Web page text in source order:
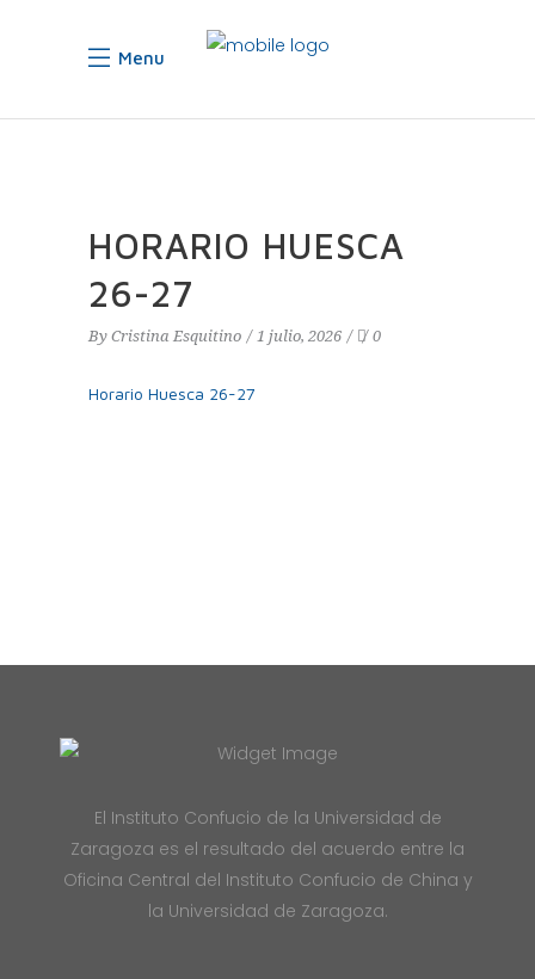
Menu
HORARIO HUESCA
26-27
By Cristina Esquitino 1 julio, 2026 0
Horario Huesca 26-27
El Instituto Confucio de la Universidad de
Zaragoza es el resultado del acuerdo entre la
Oficina Central del Instituto Confucio de China y
la Universidad de Zaragoza.